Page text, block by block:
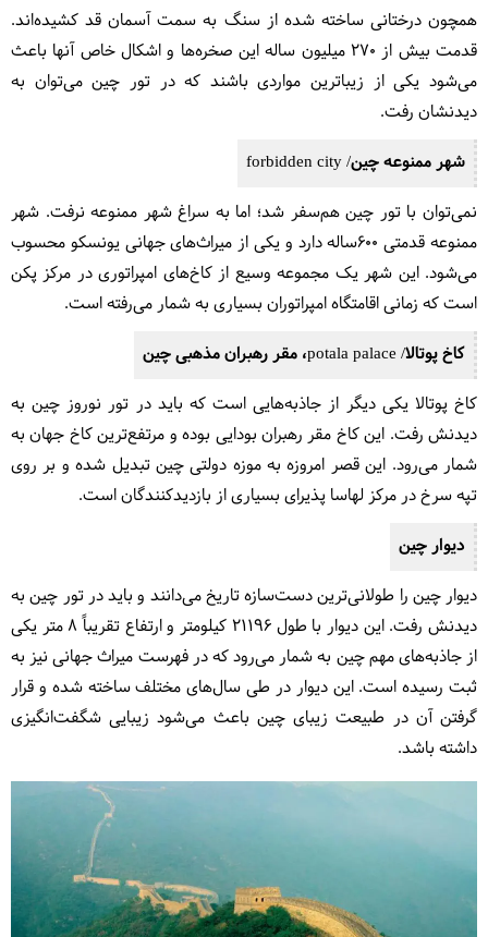
همچون درختانی ساخته شده از سنگ به سمت آسمان قد کشیده‌اند.
قدمت بیش از ۲۷۰ میلیون ساله این صخره‌ها و اشکال خاص آنها باعث
می‌شود یکی از زیباترین مواردی باشند که در تور چین می‌توان به
دیدنشان رفت.
شهر ممنوعه چین/ forbidden city
نمی‌توان با تور چین هم‌سفر شد؛ اما به سراغ شهر ممنوعه نرفت. شهر
ممنوعه قدمتی ۶۰۰ساله دارد و یکی از میراث‌های جهانی یونسکو محسوب
می‌شود. این شهر یک مجموعه وسیع از کاخ‌های امپراتوری در مرکز پکن
است که زمانی اقامتگاه امپراتوران بسیاری به شمار می‌رفته است.
کاخ پوتالا/ potala palace، مقر رهبران مذهبی چین
کاخ پوتالا یکی دیگر از جاذبه‌هایی است که باید در تور نوروز چین به
دیدنش رفت. این کاخ مقر رهبران بودایی بوده و مرتفع‌ترین کاخ جهان به
شمار می‌رود. این قصر امروزه به موزه دولتی چین تبدیل شده و بر روی
تپه سرخ در مرکز لهاسا پذیرای بسیاری از بازدیدکنندگان است.
دیوار چین
دیوار چین را طولانی‌ترین دست‌سازه تاریخ می‌دانند و باید در تور چین به
دیدنش رفت. این دیوار با طول ۲۱۱۹۶ کیلومتر و ارتفاع تقریباً ۸ متر یکی
از جاذبه‌های مهم چین به شمار می‌رود که در فهرست میراث جهانی نیز به
ثبت رسیده است. این دیوار در طی سال‌های مختلف ساخته شده و قرار
گرفتن آن در طبیعت زیبای چین باعث می‌شود زیبایی شگفت‌انگیزی
داشته باشد.